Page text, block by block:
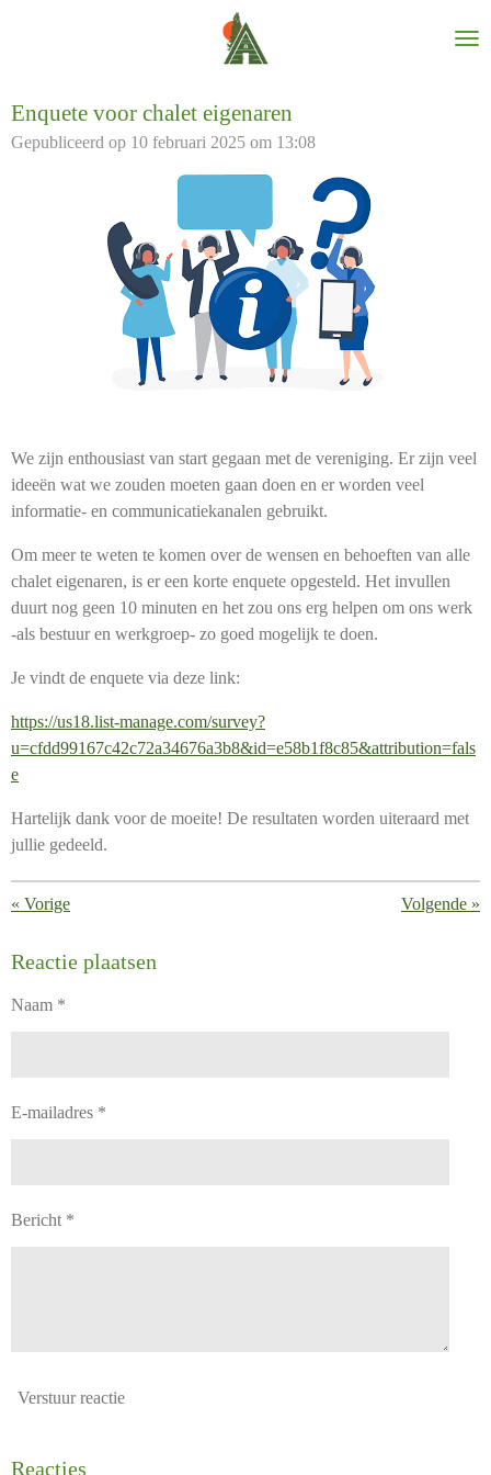
de
hoofdinhoud
Enquete voor chalet eigenaren
Gepubliceerd op 10 februari 2025 om 13:08
We zijn enthousiast van start gegaan met de vereniging. Er zijn veel
ideeën wat we zouden moeten gaan doen en er worden veel
informatie- en communicatiekanalen gebruikt.
Om meer te weten te komen over de wensen en behoeften van alle
chalet eigenaren, is er een korte enquete opgesteld. Het invullen
duurt nog geen 10 minuten en het zou ons erg helpen om ons werk
-als bestuur en werkgroep- zo goed mogelijk te doen.
Je vindt de enquete via deze link:
https://us18.list-manage.com/survey?
u=cfdd99167c42c72a34676a3b8&id=e58b1f8c85&attribution=fals
e
Hartelijk dank voor de moeite! De resultaten worden uiteraard met
jullie gedeeld.
« Vorige Volgende »
Reactie plaatsen
Naam *
E-mailadres *
Bericht *
Verstuur reactie
Reacties